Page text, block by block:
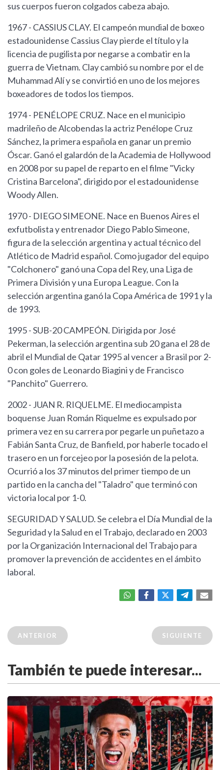
sus cuerpos fueron colgados cabeza abajo.
1967 - CASSIUS CLAY. El campeón mundial de boxeo
estadounidense Cassius Clay pierde el título y la
licencia de pugilista por negarse a combatir en la
guerra de Vietnam. Clay cambió su nombre por el de
Muhammad Alí y se convirtió en uno de los mejores
boxeadores de todos los tiempos.
1974 - PENÉLOPE CRUZ. Nace en el municipio
madrileño de Alcobendas la actriz Penélope Cruz
Sánchez, la primera española en ganar un premio
Óscar. Ganó el galardón de la Academia de Hollywood
en 2008 por su papel de reparto en el filme "Vicky
Cristina Barcelona", dirigido por el estadounidense
Woody Allen.
1970 - DIEGO SIMEONE. Nace en Buenos Aires el
exfutbolista y entrenador Diego Pablo Simeone,
figura de la selección argentina y actual técnico del
Atlético de Madrid español. Como jugador del equipo
"Colchonero" ganó una Copa del Rey, una Liga de
Primera División y una Europa League. Con la
selección argentina ganó la Copa América de 1991 y la
de 1993.
1995 - SUB-20 CAMPEÓN. Dirigida por José
Pekerman, la selección argentina sub 20 gana el 28 de
abril el Mundial de Qatar 1995 al vencer a Brasil por 2-
0 con goles de Leonardo Biagini y de Francisco
"Panchito" Guerrero.
2002 - JUAN R. RIQUELME. El mediocampista
boquense Juan Román Riquelme es expulsado por
primera vez en su carrera por pegarle un puñetazo a
Fabián Santa Cruz, de Banfield, por haberle tocado el
trasero en un forcejeo por la posesión de la pelota.
Ocurrió a los 37 minutos del primer tiempo de un
partido en la cancha del "Taladro" que terminó con
victoria local por 1-0.
SEGURIDAD Y SALUD. Se celebra el Día Mundial de la
Seguridad y la Salud en el Trabajo, declarado en 2003
por la Organización Internacional del Trabajo para
promover la prevención de accidentes en el ámbito
laboral.
ANTERIOR SIGUIENTE
También te puede interesar...